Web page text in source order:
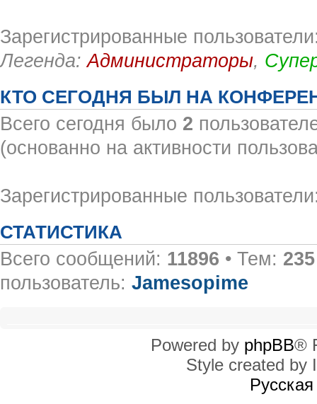
Зарегистрированные
Легенда:Администраторы,
КТО СЕГОДНЯ БЫЛ НА
Всего сегодня было 2
(основанно на активности
Зарегистрированные
СТАТИСТИКА
Всего сообщений: 11896 • Тем: 235
пользователь: Jamesopime
Powered by phpBB®
Style created by